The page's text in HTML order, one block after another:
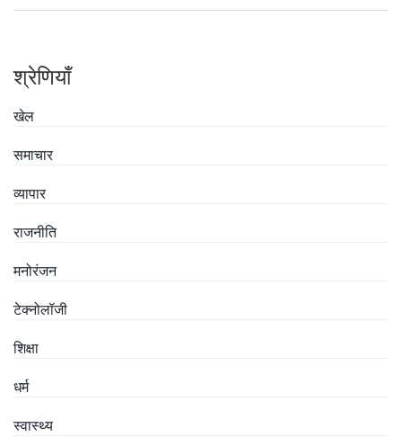
श्रेणियाँ
खेल
समाचार
व्यापार
राजनीति
मनोरंजन
टेक्नोलॉजी
शिक्षा
धर्म
स्वास्थ्य